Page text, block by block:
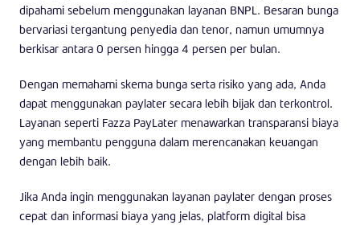
dipahami sebelum menggunakan layanan BNPL. Besaran bunga
bervariasi tergantung penyedia dan tenor, namun umumnya
berkisar antara 0 persen hingga 4 persen per bulan.
Dengan memahami skema bunga serta risiko yang ada, Anda
dapat menggunakan paylater secara lebih bijak dan terkontrol.
Layanan seperti Fazza PayLater menawarkan transparansi biaya
yang membantu pengguna dalam merencanakan keuangan
dengan lebih baik.
Jika Anda ingin menggunakan layanan paylater dengan proses
cepat dan informasi biaya yang jelas, platform digital bisa